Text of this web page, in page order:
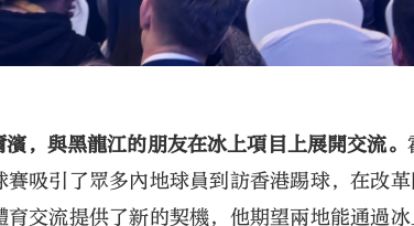
，與黑龍江的朋友在冰上項目上展開交流。
吸引了眾多內地球員到訪香港踢球，在改
交流提供了新的契機，他期望兩地能通過